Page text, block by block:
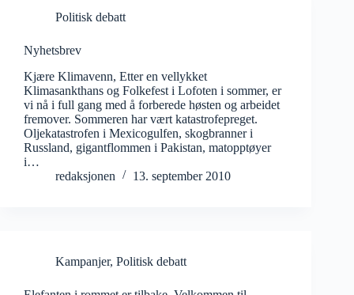
Politisk debatt
Nyhetsbrev
Kjære Klimavenn, Etter en vellykket
Klimasankthans og Folkefest i Lofoten i sommer, er
vi nå i full gang med å forberede høsten og arbeidet
fremover. Sommeren har vært katastrofepreget.
Oljekatastrofen i Mexicogulfen, skogbranner i
Russland, gigantflommen i Pakistan, matopptøyer
i…
redaksjonen
13. september 2010
Kampanjer, Politisk debatt